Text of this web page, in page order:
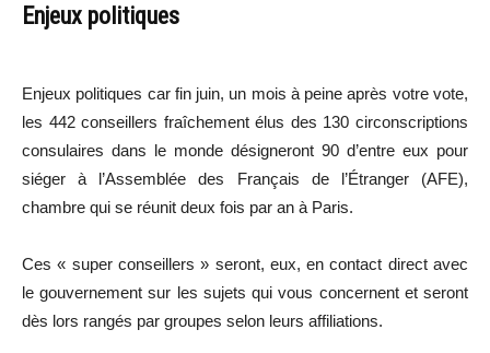
Enjeux politiques
Enjeux politiques car fin juin, un mois à peine après votre vote,
les 442 conseillers fraîchement élus des 130 circonscriptions
consulaires dans le monde désigneront 90 d’entre eux pour
siéger à l’Assemblée des Français de l’Étranger (AFE),
chambre qui se réunit deux fois par an à Paris.
Ces « super conseillers » seront, eux, en contact direct avec
le gouvernement sur les sujets qui vous concernent et seront
dès lors rangés par groupes selon leurs affiliations.